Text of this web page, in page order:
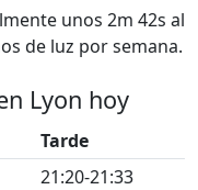
unos 2m 42s al
de luz por semana.
Lyon hoy
Tarde
21:20-21:33